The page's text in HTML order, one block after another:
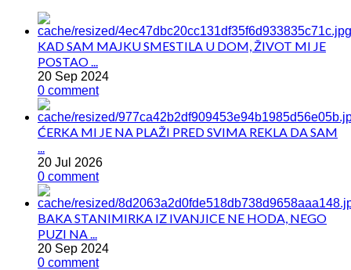
KAD SAM MAJKU SMESTILA U DOM, ŽIVOT MI JE
POSTAO ...
20 Sep 2024
0 comment
ĆERKA MI JE NA PLAŽI PRED SVIMA REKLA DA SAM
20 Jul 2026
0 comment
BAKA STANIMIRKA IZ IVANJICE NE HODA, NEGO
PUZI NA ...
20 Sep 2024
0 comment